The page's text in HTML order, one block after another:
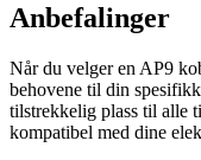
Anbefalinger
Når du velger en AP9
behovene til din
tilstrekkelig plass til alle
kompatibel med dine